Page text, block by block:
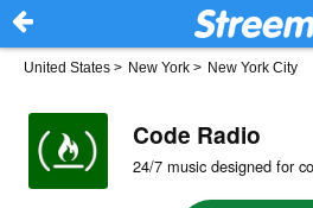
United States > New York > New York City
Code Radio
24/7 music designed for